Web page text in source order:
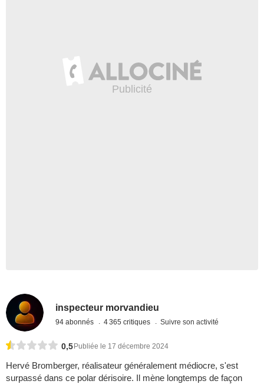
inspecteur morvandieu
94 abonnés 4 365 critiques Suivre son activité
0,5 Publiée le 17 décembre 2024
Hervé Bromberger, réalisateur généralement médiocre, s'est
surpassé dans ce polar dérisoire. Il mène longtemps de façon